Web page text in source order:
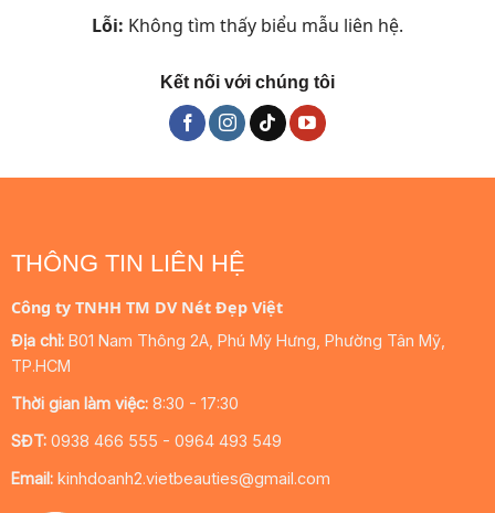
Lỗi: Không tìm thấy biểu mẫu liên hệ.
Kết nối với chúng tôi
THÔNG TIN LIÊN HỆ
Công ty TNHH TM DV Nét Đẹp Việt
Địa chỉ: B01 Nam Thông 2A, Phú Mỹ Hưng, Phường Tân Mỹ,
TP.HCM
Thời gian làm việc:8:30 - 17:30
SĐT:0938 466 555 - 0964 493 549
Email:kinhdoanh2.vietbeauties@gmail.com